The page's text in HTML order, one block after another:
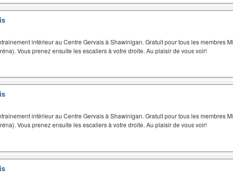
intérieur au Centre Gervais à Shawinigan. Gratuit pour tous les membres
Vous prenez ensuite les escaliers à votre droite. Au plaisir de vous voir!
intérieur au Centre Gervais à Shawinigan. Gratuit pour tous les membres
Vous prenez ensuite les escaliers à votre droite. Au plaisir de vous voir!